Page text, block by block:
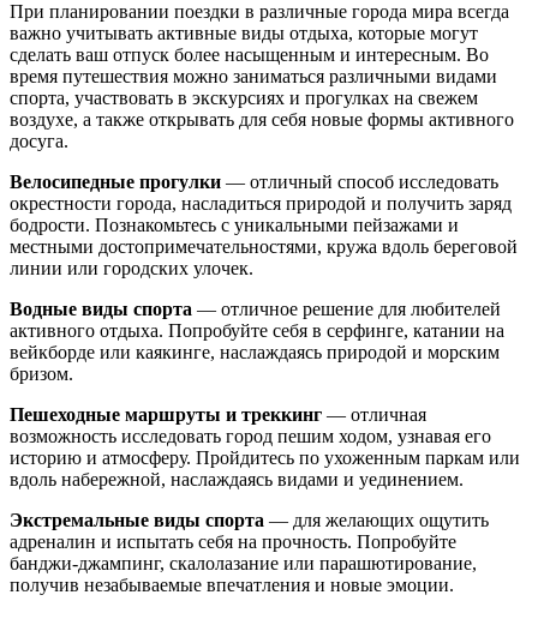
При планировании поездки в различные города мира всегда
важно учитывать активные виды отдыха, которые могут
сделать ваш отпуск более насыщенным и интересным. Во
время путешествия можно заниматься различными видами
спорта, участвовать в экскурсиях и прогулках на свежем
воздухе, а также открывать для себя новые формы активного
досуга.
Велосипедные прогулки — отличный способ исследовать
окрестности города, насладиться природой и получить заряд
бодрости. Познакомьтесь с уникальными пейзажами и
местными достопримечательностями, кружа вдоль береговой
линии или городских улочек.
Водные виды спорта — отличное решение для любителей
активного отдыха. Попробуйте себя в серфинге, катании на
вейкборде или каякинге, наслаждаясь природой и морским
бризом.
Пешеходные маршруты и треккинг — отличная
возможность исследовать город пешим ходом, узнавая его
историю и атмосферу. Пройдитесь по ухоженным паркам или
вдоль набережной, наслаждаясь видами и уединением.
Экстремальные виды спорта — для желающих ощутить
адреналин и испытать себя на прочность. Попробуйте
банджи-джампинг, скалолазание или парашютирование,
получив незабываемые впечатления и новые эмоции.